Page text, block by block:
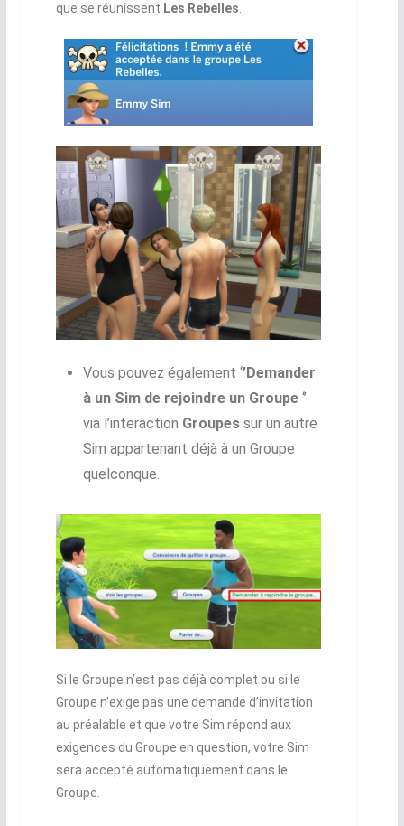
que se réunissent Les Rebelles.
Vous pouvez également ‘’Demander
à un Sim de rejoindre un Groupe‘’
via l’interaction Groupes sur un autre
Sim appartenant déjà à un Groupe
quelconque.
Si le Groupe n’est pas déjà complet ou si le
Groupe n’exige pas une demande d’invitation
au préalable et que votre Sim répond aux
exigences du Groupe en question, votre Sim
sera accepté automatiquement dans le
Groupe.